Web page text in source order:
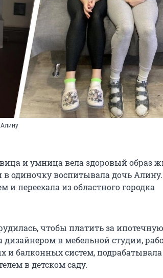
и умница вела здоровый образ
в одиночку воспитывала дочь
и переехала из областного городка
чтобы платить за ипотечную
дизайнером в мебельной студии,
и балконных систем, подрабатывала
в детском саду.